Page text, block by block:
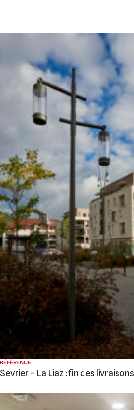
RÉFÉRENCE
Sevrier – La Liaz : fin des livraisons